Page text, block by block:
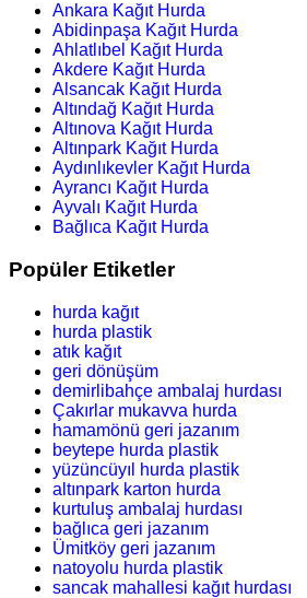
Ankara Kağıt Hurda
Abidinpaşa Kağıt Hurda
Ahlatlıbel Kağıt Hurda
Akdere Kağıt Hurda
Alsancak Kağıt Hurda
Altındağ Kağıt Hurda
Altınova Kağıt Hurda
Altınpark Kağıt Hurda
Aydınlıkevler Kağıt Hurda
Ayrancı Kağıt Hurda
Ayvalı Kağıt Hurda
Bağlıca Kağıt Hurda
Popüler Etiketler
hurda kağıt
hurda plastik
atık kağıt
geri dönüşüm
demirlibahçe ambalaj hurdası
Çakırlar mukavva hurda
hamamönü geri jazanım
beytepe hurda plastik
yüzüncüyıl hurda plastik
altınpark karton hurda
kurtuluş ambalaj hurdası
bağlıca geri jazanım
Ümitköy geri jazanım
natoyolu hurda plastik
sancak mahallesi kağıt hurdası